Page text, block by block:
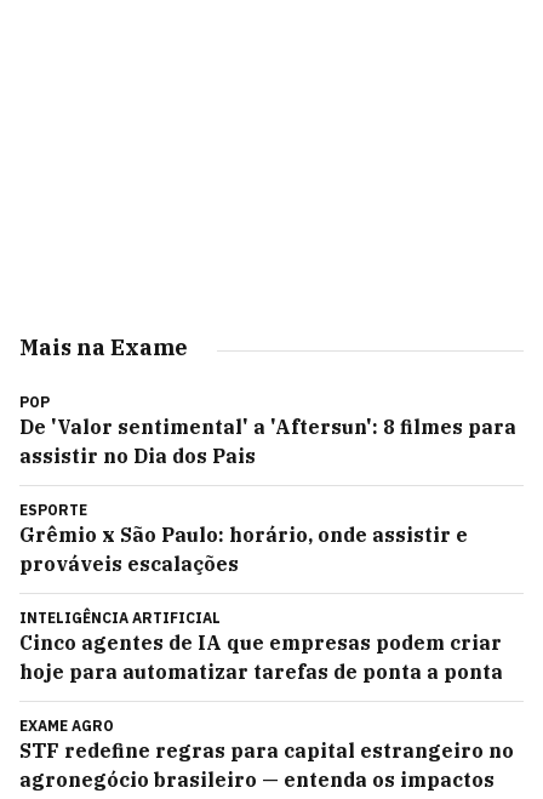
Mais na Exame
POP
De 'Valor sentimental' a 'Aftersun': 8 filmes para
assistir no Dia dos Pais
ESPORTE
Grêmio x São Paulo: horário, onde assistir e
prováveis escalações
INTELIGÊNCIA ARTIFICIAL
Cinco agentes de IA que empresas podem criar
hoje para automatizar tarefas de ponta a ponta
EXAME AGRO
STF redefine regras para capital estrangeiro no
agronegócio brasileiro — entenda os impactos